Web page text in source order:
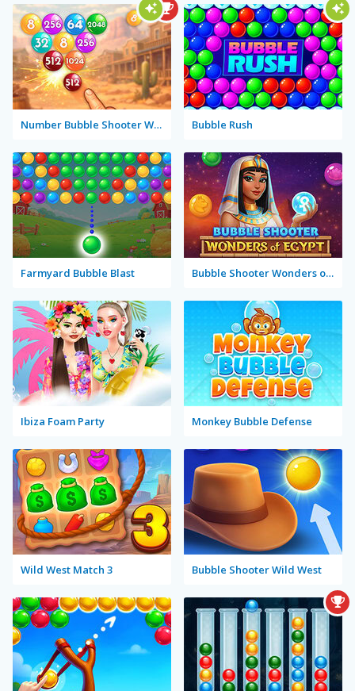
Number Bubble Shooter Wild West Bubble Rush
Farmyard Bubble Blast Bubble Shooter Wonders of Egypt
Ibiza Foam Party Monkey Bubble Defense
Wild West Match 3 Bubble Shooter Wild West